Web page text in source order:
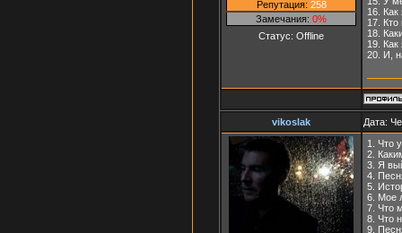
Репутация: 258
Замечания: 0%
Статус: Offline
16.
17.
18.
19.
20. И,
vikoslak Дата:
1. Что
2.
3. Я
4.
5.
6. Мое
7. Что
8. Что
9.